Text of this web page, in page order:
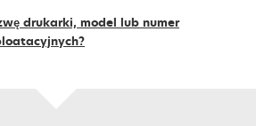
drukarki, model lub numer